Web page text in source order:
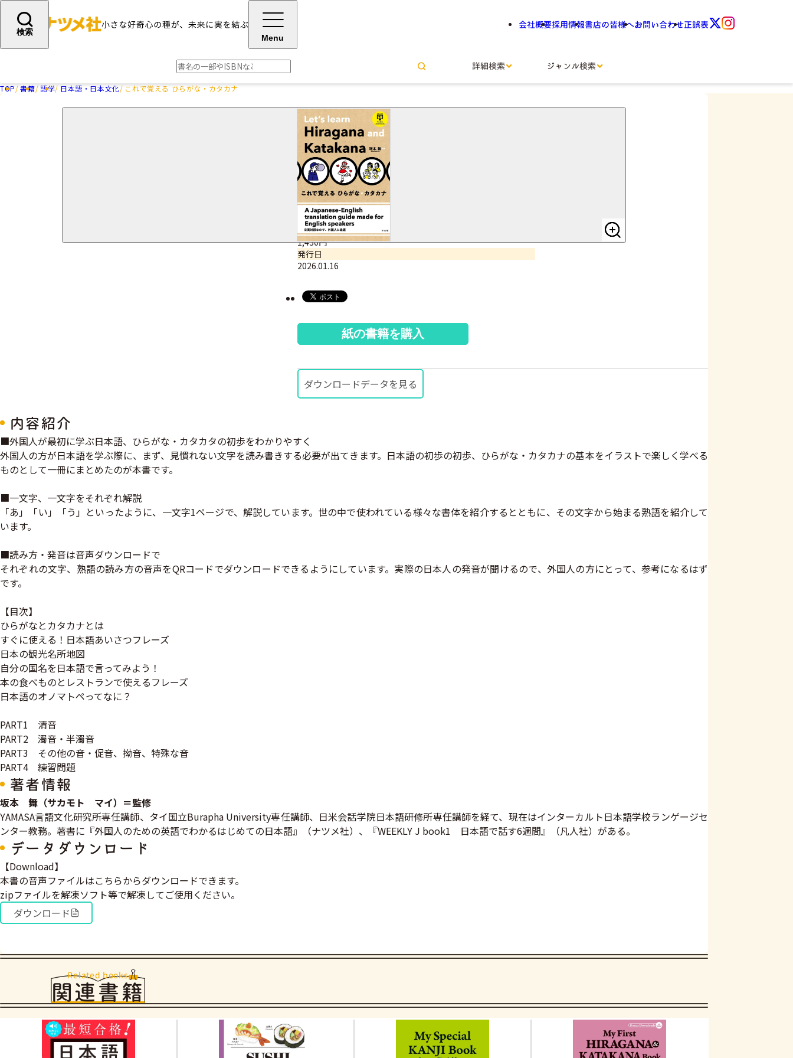
会社概要採用情報書店の皆様へお問い合わせ正誤表
検索
Menu
詳細検索 ジャンル検索
TOP 書籍 語学 日本語・日本文化 これで覚える ひらがな・カタカナ
これで覚える ひらがな・カタカナ
坂本 舞＝監修
サイズ・ページ数
A5判・176ページ
ISBNコード
9784816378225
価格（税込）
1,430円
発行日
2026.01.16
紙の書籍を購入
ダウンロードデータを見る
内容紹介
■外国人が最初に学ぶ日本語、ひらがな・カタカタの初歩をわかりやすく
外国人の方が日本語を学ぶ際に、まず、見慣れない文字を読み書きする必要が出てきます。日本語の初歩の初歩、ひらがな・カタカナの基本をイラストで楽しく学べる
ものとして一冊にまとめたのが本書です。
■一文字、一文字をそれぞれ解説
「あ」「い」「う」といったように、一文字1ページで、解説しています。世の中で使われている様々な書体を紹介するとともに、その文字から始まる熟語を紹介して
います。
■読み方・発音は音声ダウンロードで
それぞれの文字、熟語の読み方の音声をQRコードでダウンロードできるようにしています。実際の日本人の発音が聞けるので、外国人の方にとって、参考になるはず
です。
【目次】
ひらがなとカタカナとは
すぐに使える！日本語あいさつフレーズ
日本の観光名所地図
自分の国名を日本語で言ってみよう！
本の食べものとレストランで使えるフレーズ
日本語のオノマトペってなに？
PART1 清音
PART2 濁音・半濁音
PART3 その他の音・促音、拗音、特殊な音
PART4 練習問題
著者情報
坂本 舞（サカモト マイ）＝監修
YAMASA言語文化研究所専任講師、タイ国立Burapha University専任講師、日米会話学院日本語研修所専任講師を経て、現在はインターカルト日本語学校ランゲージセ
ンター教務。著書に『外国人のための英語でわかるはじめての日本語』（ナツメ社）、『WEEKLY J book1 日本語で話す6週間』（凡人社）がある。
データダウンロード
【Download】
本書の音声ファイルはこちらからダウンロードできます。
zipファイルを解凍ソフト等で解凍してご使用ください。
ダウンロード
Related books
関連書籍